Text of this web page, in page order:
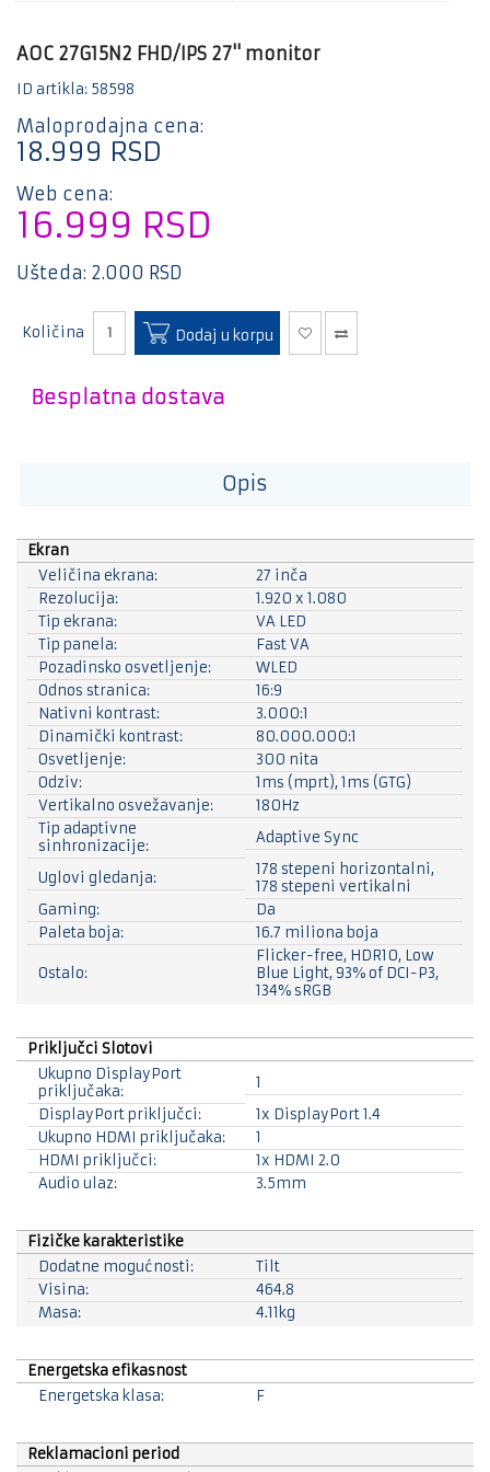
aparati
Bela
Gaming
i
adapteri
trotineti
AOC 27G15N2 FHD/IPS 27'' monitor
ID artikla: 58598
Maloprodajna cena:
18.999 RSD
Web cena:
16.999 RSD
Ušteda: 2.000 RSD
Količina Dodaj u korpu
Besplatna dostava
Opis
Ekran
Veličina ekrana:
27 inča
Rezolucija:
1.920 x 1.080
Tip ekrana:
VA LED
Tip panela:
Fast VA
Pozadinsko osvetljenje:
WLED
Odnos stranica:
16:9
Nativni kontrast:
3.000:1
Dinamički kontrast:
80.000.000:1
Osvetljenje:
300 nita
Odziv:
1ms (mprt), 1ms (GTG)
Vertikalno osvežavanje:
180Hz
Tip adaptivne
sinhronizacije:
Adaptive Sync
Uglovi gledanja:
178 stepeni horizontalni,
178 stepeni vertikalni
Gaming:
Da
Paleta boja:
16.7 miliona boja
Ostalo:
Flicker-free, HDR10, Low
Blue Light, 93% of DCI-P3,
134% sRGB
Priključci Slotovi
Ukupno DisplayPort
priključaka:
1
DisplayPort priključci:
1x DisplayPort 1.4
Ukupno HDMI priključaka:
1
HDMI priključci:
1x HDMI 2.0
Audio ulaz:
3.5mm
Fizičke karakteristike
Dodatne mogućnosti:
Tilt
Visina:
464.8
Masa:
4.11kg
Energetska efikasnost
Energetska klasa:
F
Reklamacioni period